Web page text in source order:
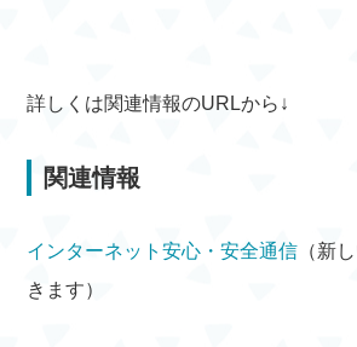
詳しくは関連情報のURLから↓
関連情報
インターネット安心・安全通信 （新
きます）